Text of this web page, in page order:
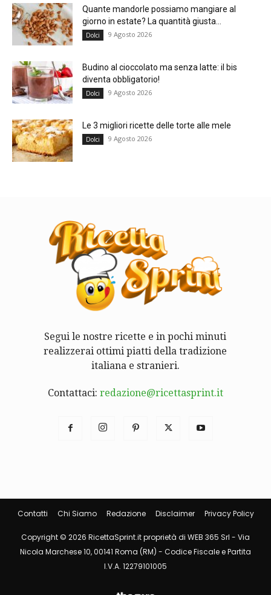
Quante mandorle possiamo mangiare al
giorno in estate? La quantità giusta...
Dolci 9 Agosto 2026
Budino al cioccolato ma senza latte: il bis
diventa obbligatorio!
Dolci 9 Agosto 2026
Le 3 migliori ricette delle torte alle mele
Dolci 9 Agosto 2026
Segui le nostre ricette e in pochi minuti
realizzerai ottimi piatti della tradizione
italiana e stranieri.
Contattaci: redazione@ricettasprint.it
Contatti Chi Siamo Redazione Disclaimer Privacy Policy
Copyright © 2026 RicettaSprint.it proprietà di WEB 365 Srl - Via
Nicola Marchese 10, 00141 Roma (RM) - Codice Fiscale e Partita
I.V.A. 12279101005